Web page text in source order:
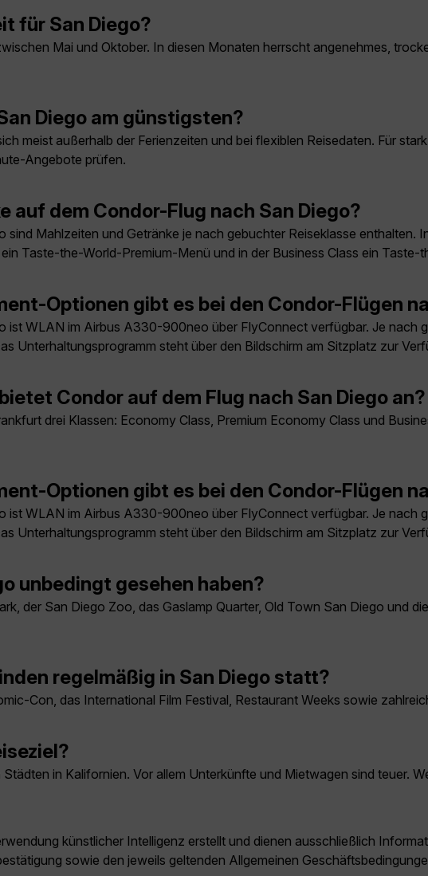
für San Diego?
Mai und Oktober. In diesen Monaten herrscht angenehmes,
Diego am günstigsten?
meist außerhalb der Ferienzeiten und bei flexiblen Reisedaten. Für
Angebote prüfen.
auf dem Condor-Flug nach San Diego?
Mahlzeiten und Getränke je nach gebuchter Reiseklasse
Taste-the-World-Premium-Menü und in der Business Class ein
Optionen gibt es bei den Condor-Flügen
ist WLAN im Airbus A330-900neo über FlyConnect verfügbar. Je nach
Unterhaltungsprogramm steht über den Bildschirm am Sitzplatz zur
Condor auf dem Flug nach San Diego an?
drei Klassen: Economy Class, Premium Economy Class und
Optionen gibt es bei den Condor-Flügen
ist WLAN im Airbus A330-900neo über FlyConnect verfügbar. Je nach
Unterhaltungsprogramm steht über den Bildschirm am Sitzplatz zur
unbedingt gesehen haben?
der San Diego Zoo, das Gaslamp Quarter, Old Town San Diego und
regelmäßig in San Diego statt?
Con, das International Film Festival, Restaurant Weeks sowie
in Kalifornien. Vor allem Unterkünfte und Mietwagen sind teuer.
künstlicher Intelligenz erstellt und dienen ausschließlich
sowie den jeweils geltenden Allgemeinen